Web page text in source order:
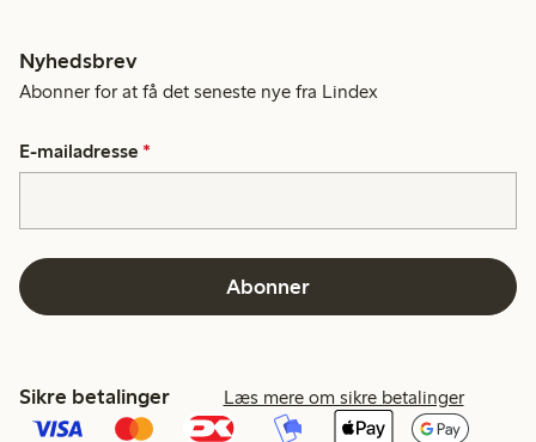
Nyhedsbrev
Abonner for at få det seneste nye fra Lindex
E-mailadresse *
Abonner
Sikre betalinger Læs mere om sikre betalinger